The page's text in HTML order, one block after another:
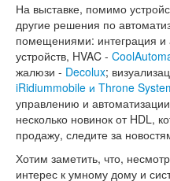
На выставке, помимо
другие решения по
помещениями: интеграция и
устройств, HVAC -
жалюзи - Decolux;
iRidiummobile и Throne
управлению и
несколько новинок от HDL,
продажу, следите за
Хотим заметить, что,
интерес к умному дому и